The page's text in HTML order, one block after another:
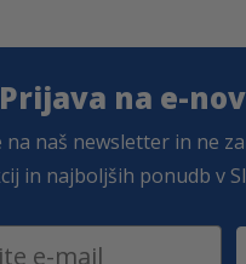
Prijava na e-
na naš newsletter in ne
in najboljših ponudb v